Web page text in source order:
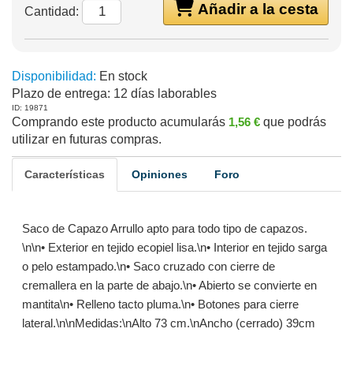
Añadir a la cesta
Cantidad:
Disponibilidad: En stock
Plazo de entrega: 12 días laborables
ID: 19871
Comprando este producto acumularás 1,56 € que podrás
utilizar en futuras compras.
Características Opiniones Foro
Saco de Capazo Arrullo apto para todo tipo de capazos.
\n\n• Exterior en tejido ecopiel lisa.\n• Interior en tejido sarga
o pelo estampado.\n• Saco cruzado con cierre de
cremallera en la parte de abajo.\n• Abierto se convierte en
mantita\n• Relleno tacto pluma.\n• Botones para cierre
lateral.\n\nMedidas:\nAlto 73 cm.\nAncho (cerrado) 39cm